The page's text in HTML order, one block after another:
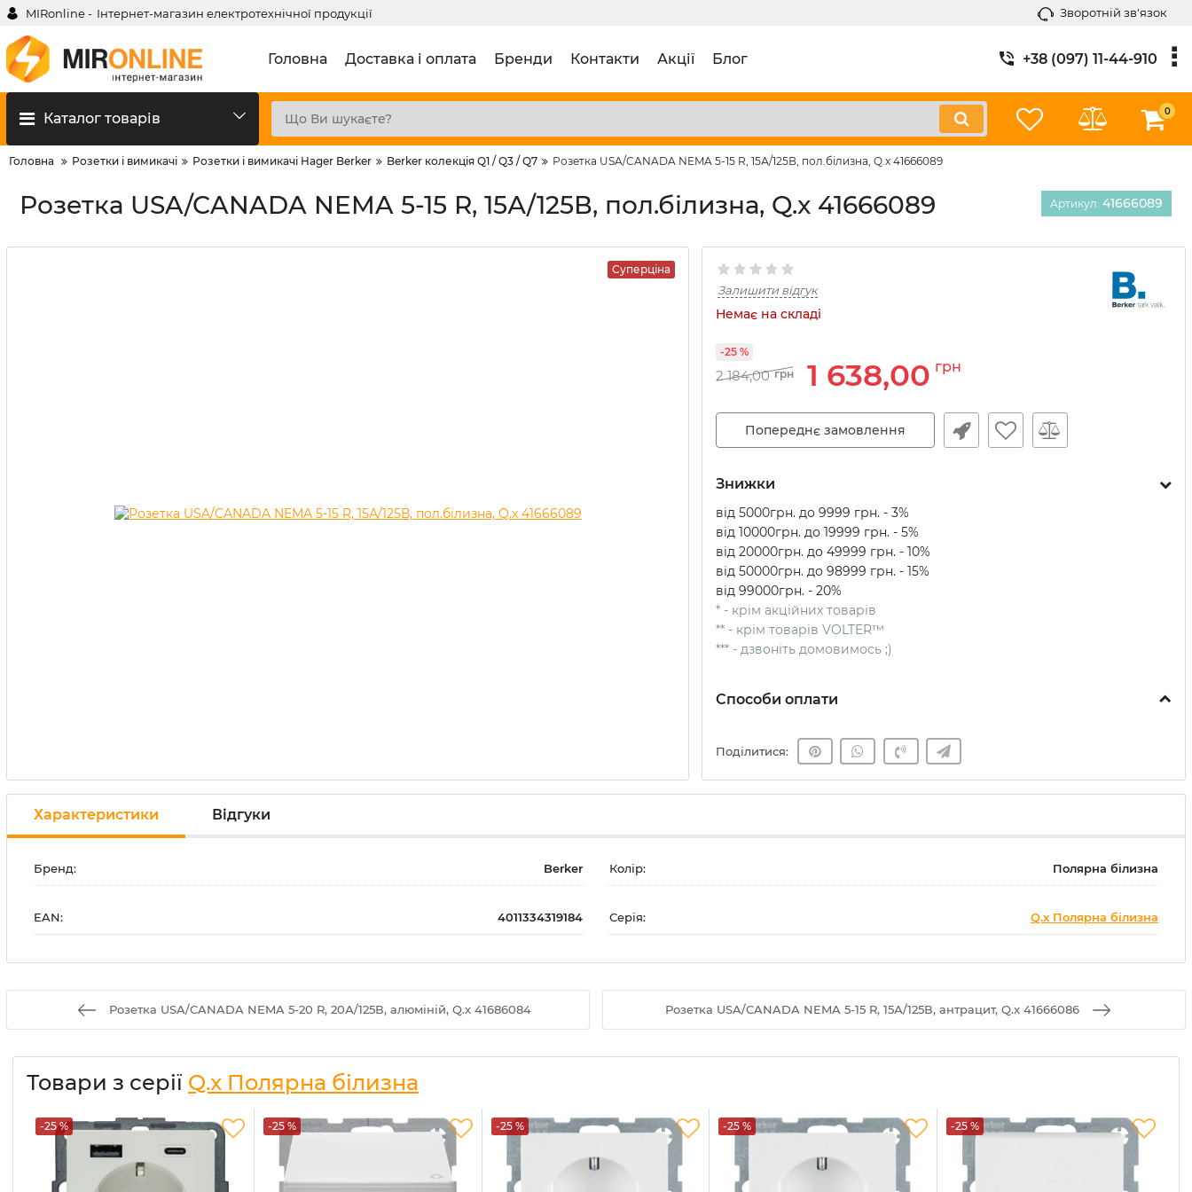
MIRonline - Інтернет-магазин електротехнічної продукції Зворотній зв'язок
Головна Доставка і оплата Бренди Контакти Акції Блог +38 (097) 11-44-910
Каталог товарів 0
Головна Розетки і вимикачі Розетки і вимикачі Hager Berker Berker колекція Q1 / Q3 / Q7 Розетка USA/CANADA NEMA 5-15 R, 15А/125В, пол.білизна, Q.x 41666089
Розетка USA/CANADA NEMA 5-15 R, 15А/125В, пол.білизна, Q.x 41666089 Артикул: 41666089
Суперціна
Залишити відгук
Немає на складі
2 184,00 грн 1 638,00 грн
-25 %
Попереднє замовлення
Знижки
від 5000грн. до 9999 грн. - 3%
від 10000грн. до 19999 грн. - 5%
від 20000грн. до 49999 грн. - 10%
від 50000грн. до 98999 грн. - 15%
від 99000грн. - 20%
* - крім акційних товарів
** - крім товарів VOLTER™
*** - дзвоніть домовимось ;)
Способи оплати
Поділитися:
Характеристики Відгуки
Бренд: Berker Колір: Полярна білизна
EAN: 4011334319184 Серія: Q.x Полярна білизна
Розетка USA/CANADA NEMA 5-20 R, 20А/125В, алюміній, Q.x 41686084 Розетка USA/CANADA NEMA 5-15 R, 15А/125В, антрацит, Q.x 41666086
Товари з серії Q.x Полярна білизна
-25 % -25 % -25 % -25 % -25 %